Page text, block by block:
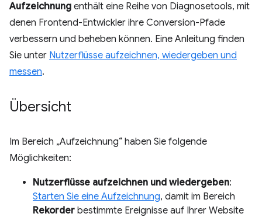
Aufzeichnung enthält eine Reihe von Diagnosetools, mit
denen Frontend-Entwickler ihre Conversion-Pfade
verbessern und beheben können. Eine Anleitung finden
Sie unter Nutzerflüsse aufzeichnen, wiedergeben und
messen.
Übersicht
Im Bereich „Aufzeichnung“ haben Sie folgende
Möglichkeiten:
Nutzerflüsse aufzeichnen und wiedergeben:
Starten Sie eine Aufzeichnung, damit im Bereich
Rekorder bestimmte Ereignisse auf Ihrer Website